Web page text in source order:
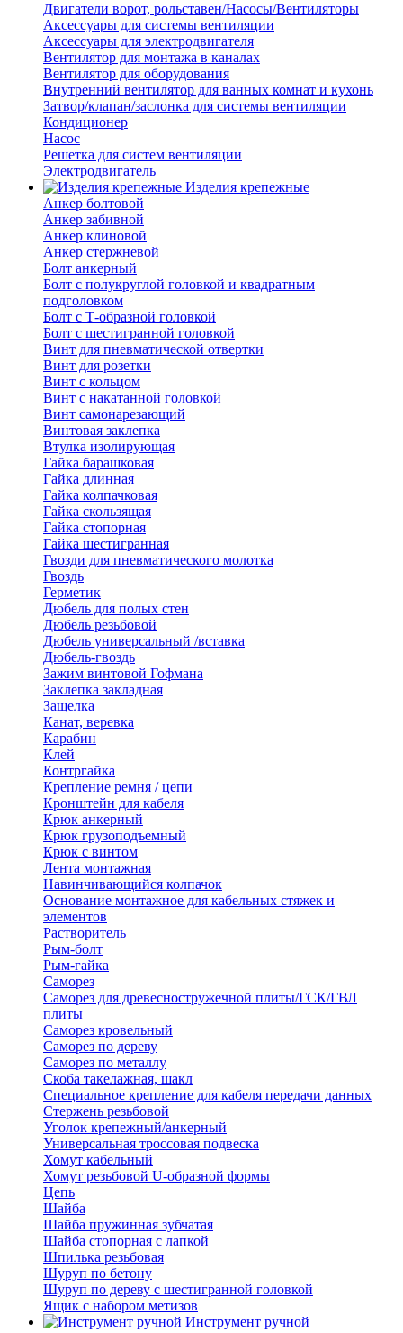
Двигатели ворот, рольставен/Насосы/Вентиляторы
Аксессуары для системы вентиляции
Аксессуары для электродвигателя
Вентилятор для монтажа в каналах
Вентилятор для оборудования
Внутренний вентилятор для ванных комнат и кухонь
Затвор/клапан/заслонка для системы вентиляции
Кондиционер
Насос
Решетка для систем вентиляции
Электродвигатель
Изделия крепежные
Анкер болтовой
Анкер забивной
Анкер клиновой
Анкер стержневой
Болт анкерный
Болт с полукруглой головкой и квадратным
подголовком
Болт с Т-образной головкой
Болт с шестигранной головкой
Винт для пневматической отвертки
Винт для розетки
Винт с кольцом
Винт с накатанной головкой
Винт самонарезающий
Винтовая заклепка
Втулка изолирующая
Гайка барашковая
Гайка длинная
Гайка колпачковая
Гайка скользящая
Гайка стопорная
Гайка шестигранная
Гвозди для пневматического молотка
Гвоздь
Герметик
Дюбель для полых стен
Дюбель резьбовой
Дюбель универсальный /вставка
Дюбель-гвоздь
Зажим винтовой Гофмана
Заклепка закладная
Защелка
Канат, веревка
Карабин
Клей
Контргайка
Крепление ремня / цепи
Кронштейн для кабеля
Крюк анкерный
Крюк грузоподъемный
Крюк с винтом
Лента монтажная
Навинчивающийся колпачок
Основание монтажное для кабельных стяжек и
элементов
Растворитель
Рым-болт
Рым-гайка
Саморез
Саморез для древесностружечной плиты/ГСК/ГВЛ
плиты
Саморез кровельный
Саморез по дереву
Саморез по металлу
Скоба такелажная, шакл
Специальное крепление для кабеля передачи данных
Стержень резьбовой
Уголок крепежный/анкерный
Универсальная троссовая подвеска
Хомут кабельный
Хомут резьбовой U-образной формы
Цепь
Шайба
Шайба пружинная зубчатая
Шайба стопорная с лапкой
Шпилька резьбовая
Шуруп по бетону
Шуруп по дереву с шестигранной головкой
Ящик с набором метизов
Инструмент ручной